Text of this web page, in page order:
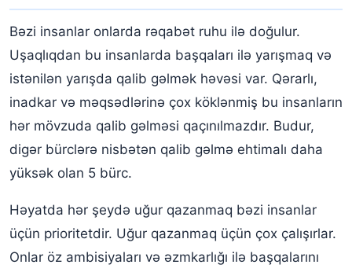
Bəzi insanlar onlarda rəqabət ruhu ilə doğulur.
Uşaqlıqdan bu insanlarda başqaları ilə yarışmaq və
istənilən yarışda qalib gəlmək həvəsi var. Qərarlı,
inadkar və məqsədlərinə çox köklənmiş bu insanların
hər mövzuda qalib gəlməsi qaçınılmazdır. Budur,
digər bürclərə nisbətən qalib gəlmə ehtimalı daha
yüksək olan 5 bürc.
Həyatda hər şeydə uğur qazanmaq bəzi insanlar
üçün prioritetdir. Uğur qazanmaq üçün çox çalışırlar.
Onlar öz ambisiyaları və əzmkarlığı ilə başqalarını